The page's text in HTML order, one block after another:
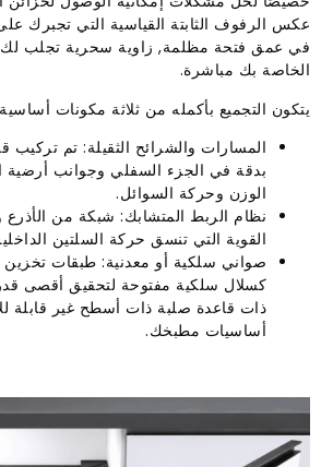
عكس الرفوف الثابتة القياسية التي تجبرك
في عمق فتحة مظلمة, زاوية سحرية تجلب لك
الخاصة بك مباشرة.
يتكون التجميع بأكمله من ثلاثة مكونات
المسارات والشرائح الثقيلة: تم تركيب
بدقة في الجزء السفلي وجوانب أرضية
الوزن وحركة السوائل.
نظام الربط المتشابك: شبكة من الأذرع
القوية التي تنسق حركة السلتين
صواني سلكية أو معدنية: طبقات تخزين
كسلال سلكية مفتوحة لتحقيق أقصى
ذات قاعدة صلبة ذات أسطح غير قابلة
أساسيات مطبخك.